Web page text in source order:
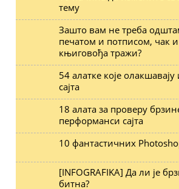
тему
Зашто вам не треба
печатом и потписом, чак
књиговођа тражи?
54 алатке које
сајта
18 алата за проверу
перформанси сајта
10 фантастичних
[INFOGRAFIKA] Да ли је
битна?